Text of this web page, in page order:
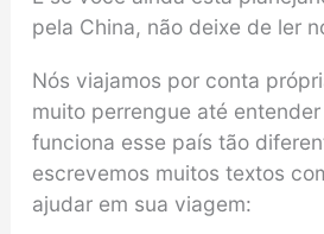
pela China, não deixe de ler
Nós viajamos por conta
muito perrengue até
funciona esse país tão
escrevemos muitos textos
ajudar em sua viagem: